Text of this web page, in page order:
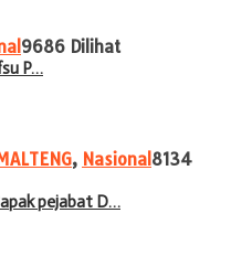
9686 Dilihat
P…
, Nasional 8134
pejabat D…